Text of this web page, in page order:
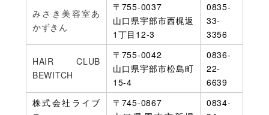
みさき美容室あ
かずきん
〒755-0037
山口県宇部市西梶返
1丁目12-3
0835-
33-
3356
HAIR CLUB
BEWITCH
〒755-0042
山口県宇部市松島町
15-4
0836-
22-
6639
株式会社ライブ
〒745-0867
0834-